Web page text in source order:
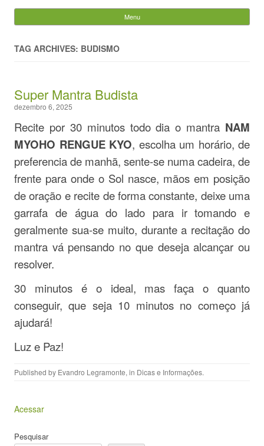
Evandro Legramonte
Menu
TAG ARCHIVES: BUDISMO
Super Mantra Budista
dezembro 6, 2025
Recite por 30 minutos todo dia o mantra NAM
MYOHO RENGUE KYO, escolha um horário, de
preferencia de manhã, sente-se numa cadeira, de
frente para onde o Sol nasce, mãos em posição
de oração e recite de forma constante, deixe uma
garrafa de água do lado para ir tomando e
geralmente sua-se muito, durante a recitação do
mantra vá pensando no que deseja alcançar ou
resolver.
30 minutos é o ideal, mas faça o quanto
conseguir, que seja 10 minutos no começo já
ajudará!
Luz e Paz!
Published by Evandro Legramonte, in Dicas e Informações.
Acessar
Pesquisar